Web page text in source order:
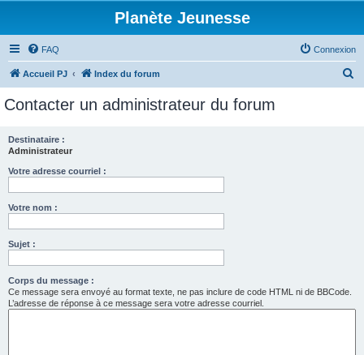
Planète Jeunesse
FAQ Connexion
Accueil PJ Index du forum
Contacter un administrateur du forum
Destinataire :
Administrateur
Votre adresse courriel :
Votre nom :
Sujet :
Corps du message :
Ce message sera envoyé au format texte, ne pas inclure de code HTML ni de BBCode.
L’adresse de réponse à ce message sera votre adresse courriel.